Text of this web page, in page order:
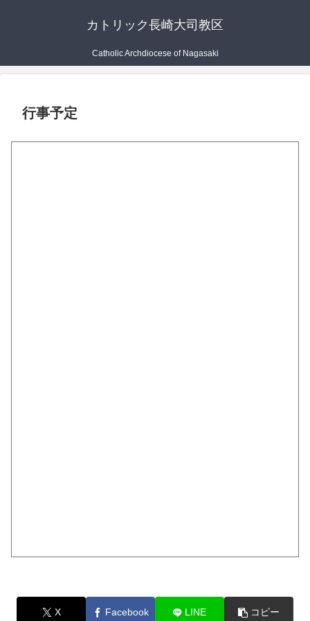
カトリック長崎大司教区
Catholic Archdiocese of Nagasaki
行事予定
X Facebook LINE コピー